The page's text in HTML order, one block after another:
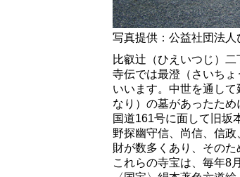
写真提供：公益社団法
比叡辻（ひえいつじ）二
寺伝では最澄（さいち
いいます。中世を通し
なり）の墓があったため
国道161号に面して旧坂
野探幽守信、尚信、信
財が数多くあり、そのた
これらの寺宝は、毎年8